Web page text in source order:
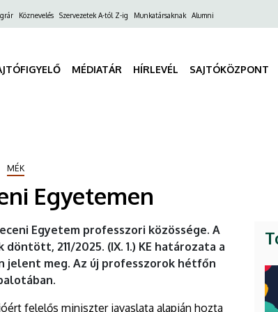
Köznevelés Szervezetek A-tól Z-ig Munkatársaknak Alumni
MÉDIATÁR HÍRLEVÉL SAJTÓKÖZPONT
MÉK
Egyetemen
Egyetem professzori közössége. A
211/2025. (IX. 1.) KE határozata a
jelent meg. Az új professzorok hétfőn
felelős miniszter javaslata alapján hozta